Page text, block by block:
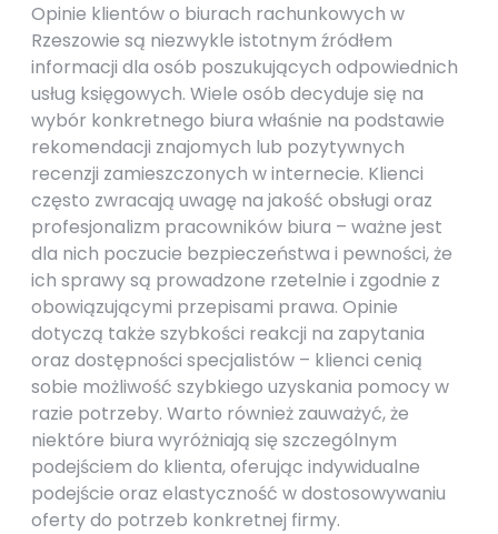
Opinie klientów o biurach rachunkowych w
Rzeszowie są niezwykle istotnym źródłem
informacji dla osób poszukujących odpowiednich
usług księgowych. Wiele osób decyduje się na
wybór konkretnego biura właśnie na podstawie
rekomendacji znajomych lub pozytywnych
recenzji zamieszczonych w internecie. Klienci
często zwracają uwagę na jakość obsługi oraz
profesjonalizm pracowników biura – ważne jest
dla nich poczucie bezpieczeństwa i pewności, że
ich sprawy są prowadzone rzetelnie i zgodnie z
obowiązującymi przepisami prawa. Opinie
dotyczą także szybkości reakcji na zapytania
oraz dostępności specjalistów – klienci cenią
sobie możliwość szybkiego uzyskania pomocy w
razie potrzeby. Warto również zauważyć, że
niektóre biura wyróżniają się szczególnym
podejściem do klienta, oferując indywidualne
podejście oraz elastyczność w dostosowywaniu
oferty do potrzeb konkretnej firmy.